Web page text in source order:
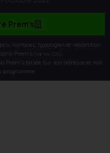
Prem's
surfaces, typologies et répartition
Prem’s(Voir nos CGU)
Prem’s basée sur son adresse et non
programme.